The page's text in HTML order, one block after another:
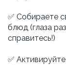
✅ Собираете
блюд (глаза
справитесь!)
✅